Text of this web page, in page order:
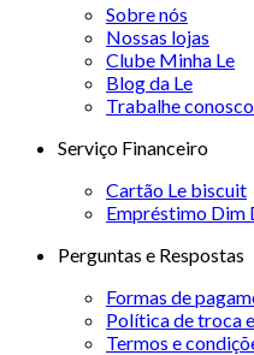
Sobre nós
Nossas lojas
Clube Minha Le
Blog da Le
Trabalhe conosco
Serviço Financeiro
Cartão Le biscuit
Empréstimo Dim
Perguntas e Respostas
Formas de
Política de troca
Termos e